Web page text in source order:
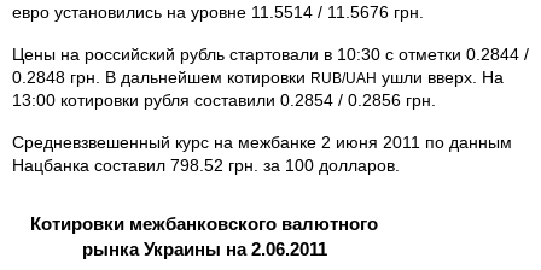
евро установились на уровне 11.5514 / 11.5676 грн.
Цены на российский рубль стартовали в 10:30 с отметки 0.2844 /
0.2848 грн. В дальнейшем котировки RUB/UAH ушли вверх. На
13:00 котировки рубля составили 0.2854 / 0.2856 грн.
Средневзвешенный курс на межбанке 2 июня 2011 по данным
Нацбанка составил 798.52 грн. за 100 долларов.
Котировки межбанковского валютного
рынка Украины на 2.06.2011